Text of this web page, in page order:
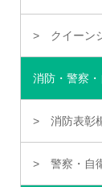
クイーン
消防・警察
消防表彰
警察・自